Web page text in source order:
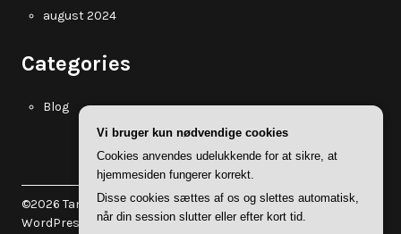
august 2024
Categories
Blog
©2026 Tanholt.dk | WordPress Theme by Superb
WordPress Themes
Vi bruger kun nødvendige cookies
Cookies anvendes udelukkende for at sikre, at
hjemmesiden fungerer korrekt.
Disse cookies sættes af os og slettes automatisk,
når din session slutter eller efter kort tid.